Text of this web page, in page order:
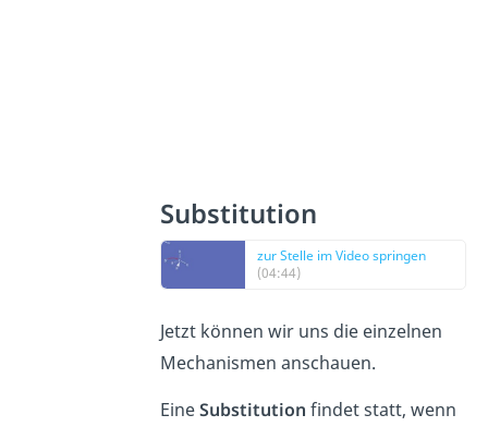
Substitution
zur Stelle im Video springen
(04:44)
Jetzt können wir uns die einzelnen
Mechanismen anschauen.
EineSubstitution findet statt, wenn